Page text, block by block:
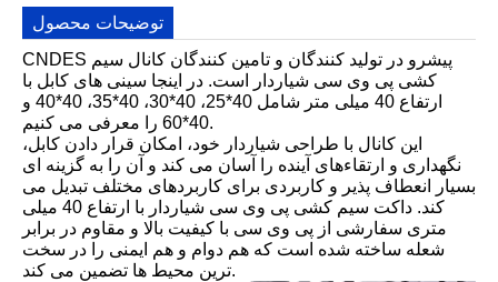
توضیحات محصول
CNDES پیشرو در تولید کنندگان و تامین کنندگان کانال سیم
کشی پی وی سی شیاردار است. در اینجا سینی های کابل با
ارتفاع 40 میلی متر شامل 40*25، 40*30، 40*35، 40*40 و
40*60 را معرفی می کنیم.
این کانال با طراحی شیاردار خود، امکان قرار دادن کابل،
نگهداری و ارتقاءهای آینده را آسان می کند و آن را به گزینه ای
بسیار انعطاف پذیر و کاربردی برای کاربردهای مختلف تبدیل می
کند. داکت سیم کشی پی وی سی شیاردار با ارتفاع 40 میلی
متری سفارشی از پی وی سی با کیفیت بالا و مقاوم در برابر
شعله ساخته شده است که هم دوام و هم ایمنی را در سخت
ترین محیط ها تضمین می کند.